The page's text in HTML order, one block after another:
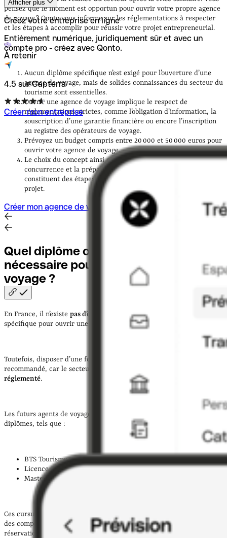
Afficher plus
Créez votre entreprise en ligne
Entièrement numérique, juridiquement sûr et avec un
compte pro - créez avec Qonto.
4.5 sur Capterra
Créer mon entreprise
France ? Quel budget faut-il pour ouvrir une agence de
voyage ? Quelles sont les étapes pour créer une agence
de voyage ?
pensez que le moment est opportun pour ouvrir votre propre agence
de voyage ? Qonto vous informe sur les réglementations à respecter
et les étapes à accomplir pour réussir votre projet entrepreneurial.
À retenir
Aucun diplôme spécifique n’est exigé pour l’ouverture d’une
agence de voyage, mais de solides connaissances du secteur du
tourisme sont essentielles.
Ouvrir une agence de voyage implique le respect de
réglementations strictes, comme l’obligation d’information, la
souscription d’une garantie financière ou encore l’inscription
au registre des opérateurs de voyage.
Prévoyez un budget compris entre 20 000 et 50 000 euros pour
ouvrir votre agence de voyage.
Le choix du concept ainsi qu’une analyse précise de la
concurrence et la préparation d’un business plan convaincant
constituent des étapes indispensables pour mener à bien votre
projet.
Créer mon agence de voyage avec Qonto
Quel diplôme ou formation est
nécessaire pour ouvrir une agence de
voyage ?
En France, il n’existe pas d’obligation légalede posséder un diplôme
spécifique pour ouvrir une agence de voyage.
Toutefois, disposer d’une formation adaptée reste fortement
recommandé, car le secteur du tourisme est
réglementé.
Les futurs agents de voyage peuvent ainsi valoriser certains
diplômes, tels que :
BTS Tourisme ;
Licence professionnelle Métiers du Tourisme ;
Master en Management du Tourisme.
Ces cursus offrent une
des compétences commerciales et une maîtrise des outils de
réservation.